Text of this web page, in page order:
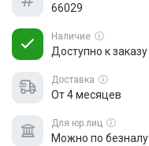
66029
Наличие
Доступно к заказу
Доставка
От 4 месяцев
Для юр.лиц
Можно по безналу